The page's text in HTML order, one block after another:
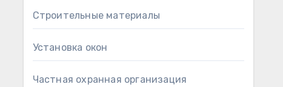
Строительные материалы
Установка окон
Частная охранная организация